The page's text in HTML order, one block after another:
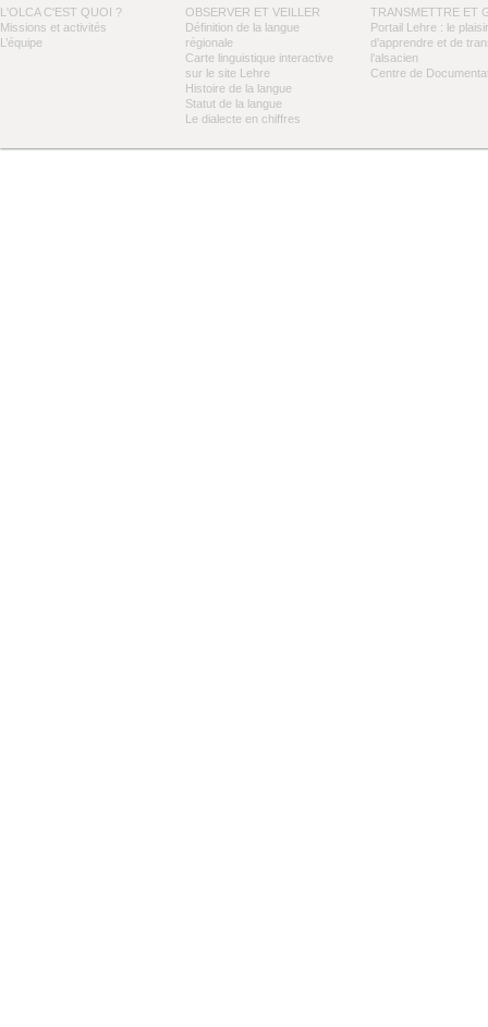
L'OLCA C'EST QUOI ?
Missions et activités
L’équipe
OBSERVER ET VEILLER
Définition de la langue
régionale
Carte linguistique interactive
sur le site Lehre
Histoire de la langue
Statut de la langue
Le dialecte en chiffres
TRANSMETTRE ET
Portail Lehre : le plaisir
d’apprendre et de
l’alsacien
Centre de